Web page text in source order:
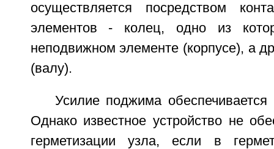
осуществляется посредством
элементов - колец, одно из
неподвижном элементе (корпусе), а
(валу).
Усилие поджима
Однако известное устройство не
герметизации узла, если в